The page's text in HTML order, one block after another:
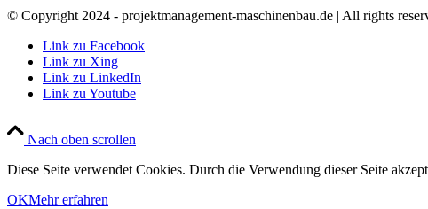
© Copyright 2024 - projektmanagement-maschinenbau.de | All rights
Link zu Facebook
Link zu Xing
Link zu LinkedIn
Link zu Youtube
Nach oben scrollen
Diese Seite verwendet Cookies. Durch die Verwendung dieser Seite
OKMehr erfahren